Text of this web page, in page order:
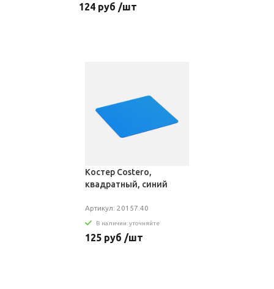
124 руб /шт
Костер Costero,
квадратный, синий
Артикул: 20157.40
В наличии: уточняйте
125 руб /шт